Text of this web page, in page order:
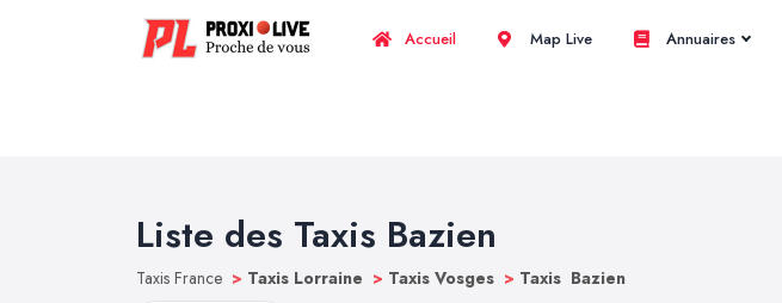
Accueil Map Live Annuaires
Liste des Taxis Bazien
Taxis France > Taxis Lorraine > Taxis Vosges > Taxis Bazien